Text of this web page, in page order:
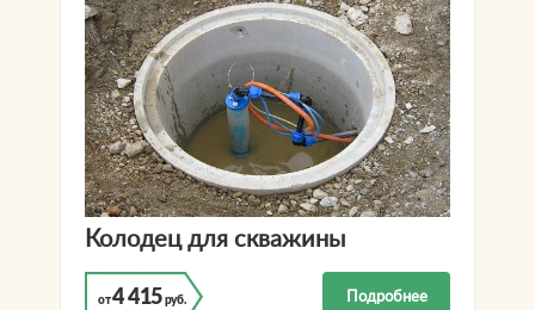
Колодец для скважины
от4 415 руб. Подробнее